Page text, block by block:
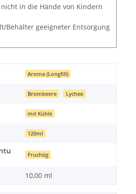
nicht in die Hände von Kindern
Behälter geeigneter Entsorgung
Aroma (Longfill)
Brombeere Lychee
mit Kühle
120ml
Fruchtig
10,00 ml